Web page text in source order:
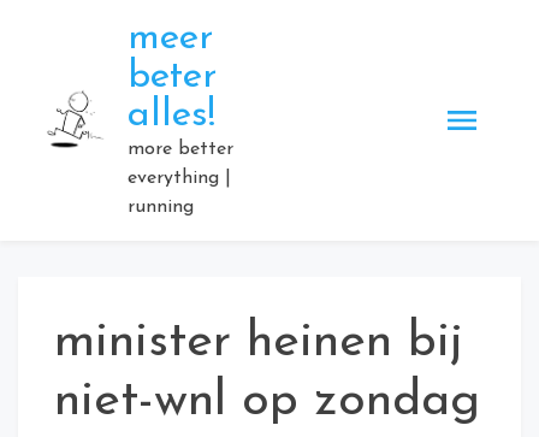
meer
beter
alles!
more better
everything |
running
minister heinen bij
niet-wnl op zondag